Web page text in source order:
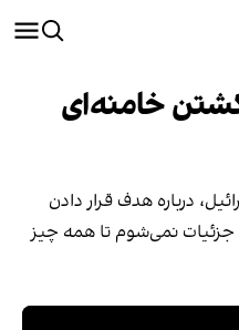
خامنه‌ای
درباره‌ هدف قرار دادن
جزئیات نمی‌شوم تا همه چیز